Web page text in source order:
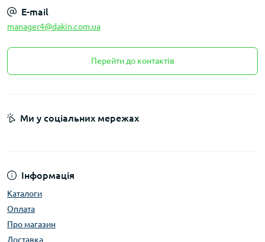
E-mail
manager4@dakin.com.ua
Перейти до контактів
Інформація
Каталоги
Оплата
Про магазин
Доставка
Ми у соціальних мережах